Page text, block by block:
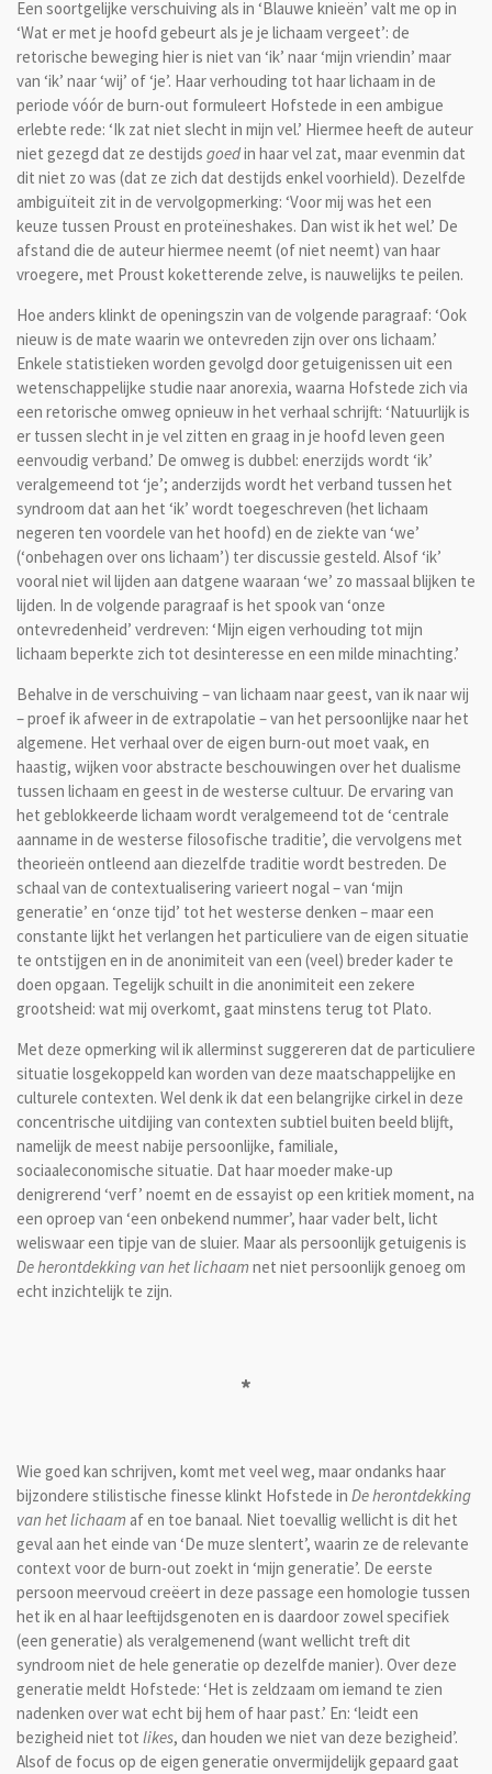
Een soortgelijke verschuiving als in ‘Blauwe knieën’ valt me op in
‘Wat er met je hoofd gebeurt als je je lichaam vergeet’: de
retorische beweging hier is niet van ‘ik’ naar ‘mijn vriendin’ maar
van ‘ik’ naar ‘wij’ of ‘je’. Haar verhouding tot haar lichaam in de
periode vóór de burn-out formuleert Hofstede in een ambigue
erlebte rede: ‘Ik zat niet slecht in mijn vel.’ Hiermee heeft de auteur
niet gezegd dat ze destijds goedin haar vel zat, maar evenmin dat
dit niet zo was (dat ze zich dat destijds enkel voorhield). Dezelfde
ambiguïteit zit in de vervolgopmerking: ‘Voor mij was het een
keuze tussen Proust en proteïneshakes. Dan wist ik het wel.’ De
afstand die de auteur hiermee neemt (of niet neemt) van haar
vroegere, met Proust koketterende zelve, is nauwelijks te peilen.
Hoe anders klinkt de openingszin van de volgende paragraaf: ‘Ook
nieuw is de mate waarin we ontevreden zijn over ons lichaam.’
Enkele statistieken worden gevolgd door getuigenissen uit een
wetenschappelijke studie naar anorexia, waarna Hofstede zich via
een retorische omweg opnieuw in het verhaal schrijft: ‘Natuurlijk is
er tussen slecht in je vel zitten en graag in je hoofd leven geen
eenvoudig verband.’ De omweg is dubbel: enerzijds wordt ‘ik’
veralgemeend tot ‘je’; anderzijds wordt het verband tussen het
syndroom dat aan het ‘ik’ wordt toegeschreven (het lichaam
negeren ten voordele van het hoofd) en de ziekte van ‘we’
(‘onbehagen over ons lichaam’) ter discussie gesteld. Alsof ‘ik’
vooral niet wil lijden aan datgene waaraan ‘we’ zo massaal blijken te
lijden. In de volgende paragraaf is het spook van ‘onze
ontevredenheid’ verdreven: ‘Mijn eigen verhouding tot mijn
lichaam beperkte zich tot desinteresse en een milde minachting.’
Behalve in de verschuiving – van lichaam naar geest, van ik naar wij
– proef ik afweer in de extrapolatie – van het persoonlijke naar het
algemene. Het verhaal over de eigen burn-out moet vaak, en
haastig, wijken voor abstracte beschouwingen over het dualisme
tussen lichaam en geest in de westerse cultuur. De ervaring van
het geblokkeerde lichaam wordt veralgemeend tot de ‘centrale
aanname in de westerse filosofische traditie’, die vervolgens met
theorieën ontleend aan diezelfde traditie wordt bestreden. De
schaal van de contextualisering varieert nogal – van ‘mijn
generatie’ en ‘onze tijd’ tot het westerse denken – maar een
constante lijkt het verlangen het particuliere van de eigen situatie
te ontstijgen en in de anonimiteit van een (veel) breder kader te
doen opgaan. Tegelijk schuilt in die anonimiteit een zekere
grootsheid: wat mij overkomt, gaat minstens terug tot Plato.
Met deze opmerking wil ik allerminst suggereren dat de particuliere
situatie losgekoppeld kan worden van deze maatschappelijke en
culturele contexten. Wel denk ik dat een belangrijke cirkel in deze
concentrische uitdijing van contexten subtiel buiten beeld blijft,
namelijk de meest nabije persoonlijke, familiale,
sociaaleconomische situatie. Dat haar moeder make-up
denigrerend ‘verf’ noemt en de essayist op een kritiek moment, na
een oproep van ‘een onbekend nummer’, haar vader belt, licht
weliswaar een tipje van de sluier. Maar als persoonlijk getuigenis is
De herontdekking van het lichaam net niet persoonlijk genoeg om
echt inzichtelijk te zijn.
*
Wie goed kan schrijven, komt met veel weg, maar ondanks haar
bijzondere stilistische finesse klinkt Hofstede in De herontdekking
van het lichaam af en toe banaal. Niet toevallig wellicht is dit het
geval aan het einde van ‘De muze slentert’, waarin ze de relevante
context voor de burn-out zoekt in ‘mijn generatie’. De eerste
persoon meervoud creëert in deze passage een homologie tussen
het ik en al haar leeftijdsgenoten en is daardoor zowel specifiek
(een generatie) als veralgemenend (want wellicht treft dit
syndroom niet de hele generatie op dezelfde manier). Over deze
generatie meldt Hofstede: ‘Het is zeldzaam om iemand te zien
nadenken over wat echt bij hem of haar past.’ En: ‘leidt een
bezigheid niet tot likes, dan houden we niet van deze bezigheid’.
Alsof de focus op de eigen generatie onvermijdelijk gepaard gaat